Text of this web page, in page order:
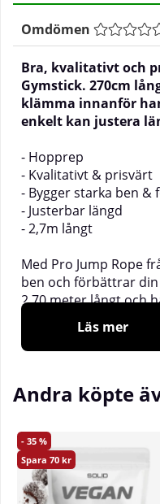
Omdömen
Bra, kvalitativt och
Gymstick. 270cm
klämma innanför
enkelt kan justera
- Hopprep
- Kvalitativt & prisvärt
- Bygger starka ben
- Justerbar längd
- 2,7m långt
Med Pro Jump Rope
ben och förbättrar
2,70 meter långt och
innanför handtaget
justera längden på
halkfri vaddering för
träningsprogram och
Läs mer
Andra köpte
35
70